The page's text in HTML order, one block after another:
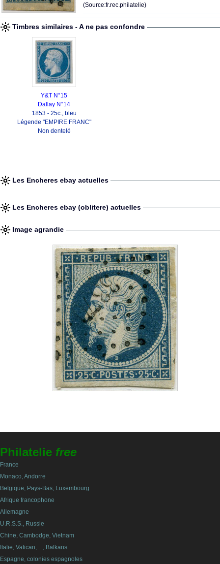
(Source:fr.rec.philatelie)
Timbres similaires - A ne pas confondre
Y&T N°15
Dallay N°14
1853 - 25c., bleu
Légende "EMPIRE FRANC"
Non dentelé
Les Encheres ebay actuelles
Les Encheres ebay (oblitere) actuelles
Image agrandie
Philatelie free
France
Monaco, Andorre
Belgique, Pays-Bas, Luxembourg
Afrique francophone
Allemagne
U.R.S.S., Russie
Chine, Cambodge, Vietnam
Italie, Vatican, ..., Balkans
Espagne, colonies espagnoles